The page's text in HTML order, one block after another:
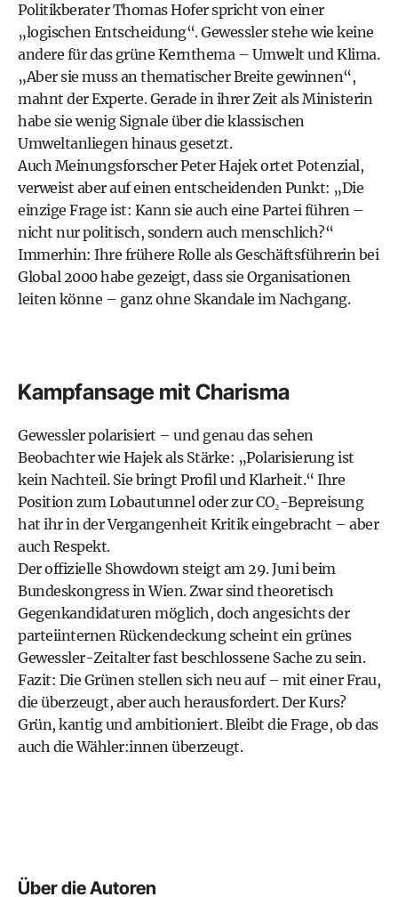
Politikberater Thomas Hofer spricht von einer
„logischen Entscheidung“. Gewessler stehe wie keine
andere für das grüne Kernthema – Umwelt und Klima.
„Aber sie muss an thematischer Breite gewinnen“,
mahnt der Experte. Gerade in ihrer Zeit als Ministerin
habe sie wenig Signale über die klassischen
Umweltanliegen hinaus gesetzt.
Auch Meinungsforscher Peter Hajek ortet Potenzial,
verweist aber auf einen entscheidenden Punkt: „Die
einzige Frage ist: Kann sie auch eine Partei führen –
nicht nur politisch, sondern auch menschlich?“
Immerhin: Ihre frühere Rolle als Geschäftsführerin bei
Global 2000 habe gezeigt, dass sie Organisationen
leiten könne – ganz ohne Skandale im Nachgang.
Kampfansage mit Charisma
Gewessler polarisiert – und genau das sehen
Beobachter wie Hajek als Stärke: „Polarisierung ist
kein Nachteil. Sie bringt Profil und Klarheit.“ Ihre
Position zum Lobautunnel oder zur CO₂-Bepreisung
hat ihr in der Vergangenheit Kritik eingebracht – aber
auch Respekt.
Der offizielle Showdown steigt am 29. Juni beim
Bundeskongress in Wien. Zwar sind theoretisch
Gegenkandidaturen möglich, doch angesichts der
parteiinternen Rückendeckung scheint ein grünes
Gewessler-Zeitalter fast beschlossene Sache zu sein.
Fazit: Die Grünen stellen sich neu auf – mit einer Frau,
die überzeugt, aber auch herausfordert. Der Kurs?
Grün, kantig und ambitioniert. Bleibt die Frage, ob das
auch die Wähler:innen überzeugt.
Über die Autoren